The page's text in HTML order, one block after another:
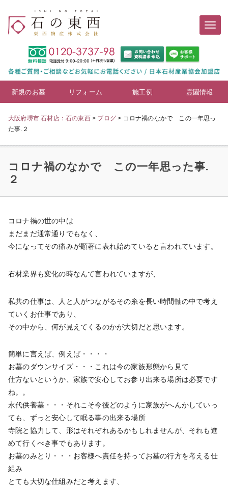
新規のお墓 リフォーム 施工例 霊園情報
大阪府堺市 石材店：石の東西> ブログ > コロナ禍のなかで この一年思っ
た事.２
コロナ禍のなかで この一年思った事.
２
コロナ禍の世の中は
まだまだ通常通りでもなく、
今になってその痛みが顕著に表れ始めていると言われています。
石材業界も変化の時なんて言われていますが、
私共の仕事は、人と人がつながるその糸を長い時間軸の中で考え
ていくお仕事であり、
その中から、何が見えてくるのかが大切だと思います。
簡単に言えば、例えば・・・・
お墓のダウンサイズ・・・これは今の家族形態から見て
仕方ないというか、家族で安心してお参り出来る場所は必要です
ね。。
永代供養墓・・・それこそ今後どのように家族がへんかしていっ
ても、ずっと安心して眠る事の出来る場所
寺院と協力して、形はそれぞれあるかもしれませんが、それも進
めて行くべき事でもあります。
お墓のみとり・・・お客様へ責任を持ってお墓の行方を考える仕
組み
とても大切な仕組みだと考えます、